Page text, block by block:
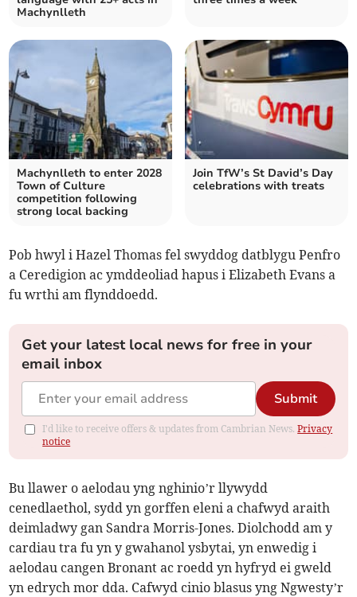
Machynlleth
Machynlleth to enter 2028
Town of Culture
competition following
strong local backing
Join TfW’s St David’s Day
celebrations with treats
Pob hwyl i Hazel Thomas fel swyddog datblygu Penfro
a Ceredigion ac ymddeoliad hapus i Elizabeth Evans a
fu wrthi am flynddoedd.
Get your latest local news for free in your
email inbox
Submit
I'd like to receive offers & updates from Cambrian News.Privacy
notice
Bu llawer o aelodau yng nghinio’r llywydd
cenedlaethol, sydd yn gorffen eleni a chafwyd araith
deimladwy gan Sandra Morris-Jones. Diolchodd am y
cardiau tra fu yn y gwahanol ysbytai, yn enwedig i
aelodau cangen Bronant ac roedd yn hyfryd ei gweld
yn edrych mor dda. Cafwyd cinio blasus yng Ngwesty’r